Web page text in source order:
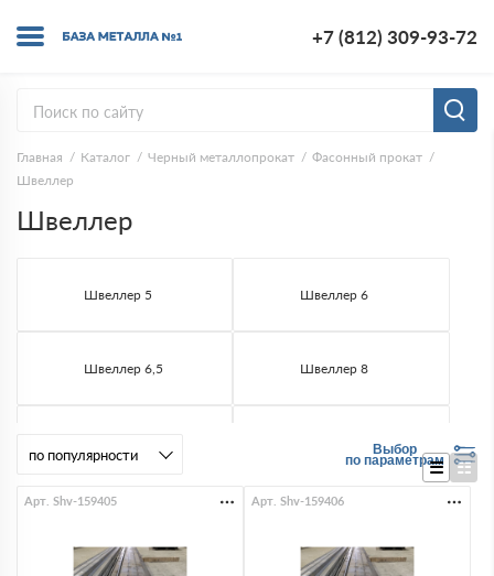
+7 (812) 309-93-72
Главная Каталог Черный металлопрокат
Фасонный прокат
Швеллер
Швеллер
Швеллер 5 Швеллер 6
Швеллер 6,5 Швеллер 8
Швеллер 12Выбор
по параметрам
Арт. Shv-159405 Арт. Shv-159406